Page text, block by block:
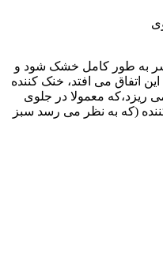
به طور کامل خشک شود و
اتفاق می افتد، خنک کننده
ریزد،که معمولا در جلوی
(که به نظر می رسد سبز